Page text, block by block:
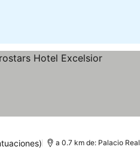
a 0.7 km de: Palacio Real